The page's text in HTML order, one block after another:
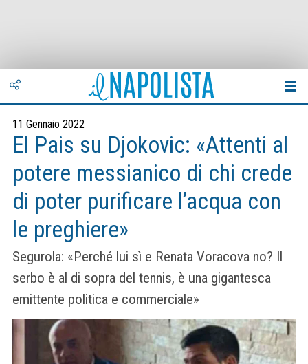
11 Gennaio 2022
El Pais su Djokovic: «Attenti al
potere messianico di chi crede
di poter purificare l’acqua con
le preghiere»
Segurola: «Perché lui sì e Renata Voracova no? Il
serbo è al di sopra del tennis, è una gigantesca
emittente politica e commerciale»